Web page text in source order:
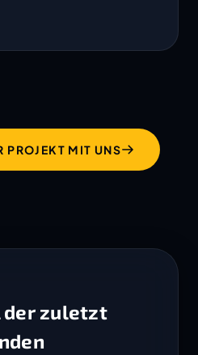
PROJEKT MIT UNS
der zuletzt